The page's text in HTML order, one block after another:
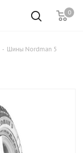
0
- Шины Nordman 5